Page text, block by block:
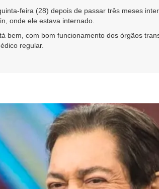
feira (28) depois de passar três meses
onde ele estava internado.
bem, com bom funcionamento dos órgãos
regular.